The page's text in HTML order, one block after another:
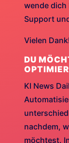
wende dich
Support
Vielen
DU
KI News
nachdem,
möchtest.